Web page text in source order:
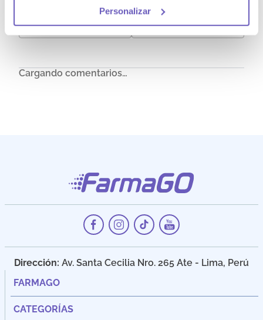
Personalizar
Más reciente Todos
Cargando comentarios…
Dirección: Av. Santa Cecilia Nro. 265 Ate - Lima, Perú
FARMAGO
CATEGORÍAS